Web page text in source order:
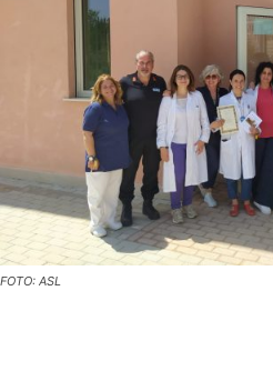
FOTO: ASL